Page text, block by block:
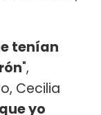
tenían
",
Cecilia
yo